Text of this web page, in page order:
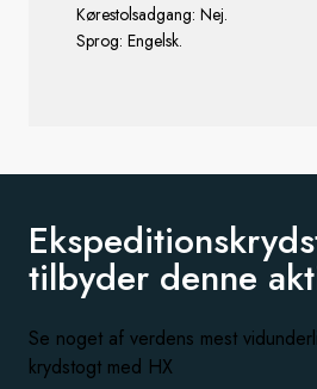
Kørestolsadgang: Nej.
Sprog: Engelsk.
tilbyder denne
Se noget af verdens mest
krydstogt med HX